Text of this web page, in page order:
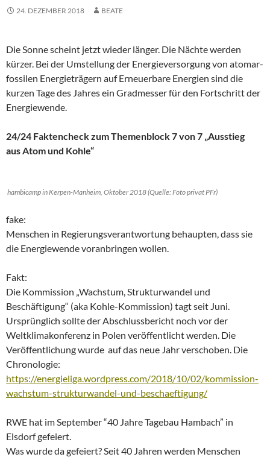
24. DEZEMBER 2018 BEATE
Die Sonne scheint jetzt wieder länger. Die Nächte werden
kürzer. Bei der Umstellung der Energieversorgung von atomar-
fossilen Energieträgern auf Erneuerbare Energien sind die
kurzen Tage des Jahres ein Gradmesser für den Fortschritt der
Energiewende.
24/24 Faktencheck zum Themenblock 7 von 7 „Ausstieg
aus Atom und Kohle“
hambicamp in Kerpen-Manheim, Oktober 2018 (Quelle: Foto privat PFr)
fake:
Menschen in Regierungsverantwortung behaupten, dass sie
die Energiewende voranbringen wollen.
Fakt:
Die Kommission „Wachstum, Strukturwandel und
Beschäftigung“ (aka Kohle-Kommission) tagt seit Juni.
Ursprünglich sollte der Abschlussbericht noch vor der
Weltklimakonferenz in Polen veröffentlicht werden. Die
Veröffentlichung wurde auf das neue Jahr verschoben. Die
Chronologie:
https://energieliga.wordpress.com/2018/10/02/kommission-
wachstum-strukturwandel-und-beschaeftigung/
RWE hat im September “40 Jahre Tagebau Hambach” in
Elsdorf gefeiert.
Was wurde da gefeiert? Seit 40 Jahren werden Menschen